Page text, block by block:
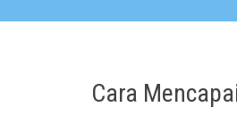
Cara